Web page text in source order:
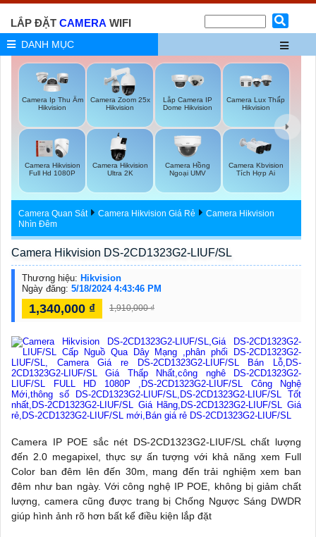
LẮP ĐẶT CAMERA WIFI
DANH MỤC
Camera Ip Thu Âm
Hikvision
Camera Zoom 25x
Hikvision
Lắp Camera IP
Dome Hikvision
Camera Lux Thấp
Hikvision
Camera Hikvision
Full Hd 1080P
Camera Hikvision
Ultra 2K
Camera Hồng
Ngoại UMV
Camera Kbvision
Tích Hợp Ai
Camera Quan Sát Camera Hikvision Giá Rẻ
Camera Hikvision
Nhìn Đêm
Camera Hikvision DS-2CD1323G2-LIUF/SL
Thương hiệu: Hikvision
Ngày đăng: 5/18/2024 4:43:46 PM
1,340,000 ₫ 1,910,000 ₫
Camera IP POE sắc nét DS-2CD1323G2-LIUF/SL chất lượng
đến 2.0 megapixel, thực sự ấn tượng với khả năng xem Full
Color ban đêm lên đến 30m, mang đến trải nghiệm xem ban
đêm như ban ngày. Với công nghệ IP POE, không bị giảm chất
lượng, camera cũng được trang bị Chống Ngược Sáng DWDR
giúp hình ảnh rõ hơn bất kể điều kiện lắp đặt